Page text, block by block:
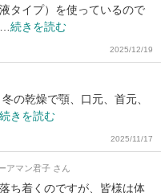
タイプ）を使っているので
続きを読む
2025/12/19
の乾燥で顎、口元、首元、
続きを読む
2025/11/17
アマン君子 さん
ち着くのですが、皆様は体